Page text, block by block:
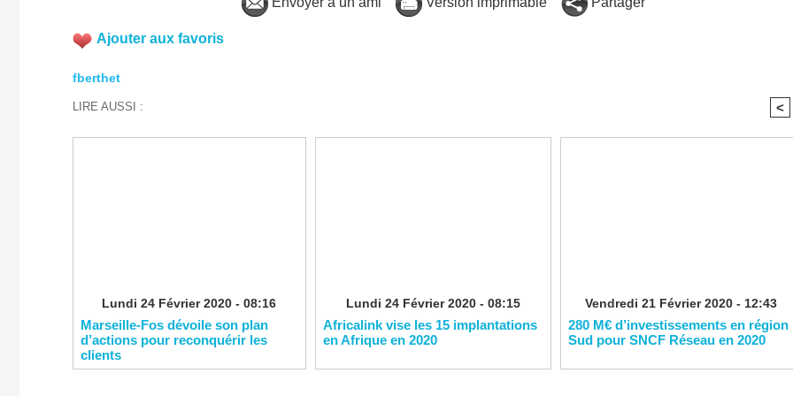
Ajouter aux favoris
fberthet
LIRE AUSSI : <
Lundi 24 Février 2020 - 08:16
Marseille-Fos dévoile son plan
d’actions pour reconquérir les
clients
Lundi 24 Février 2020 - 08:15
Africalink vise les 15 implantations
en Afrique en 2020
Vendredi 21 Février 2020 - 12:43
280 M€ d’investissements en région
Sud pour SNCF Réseau en 2020